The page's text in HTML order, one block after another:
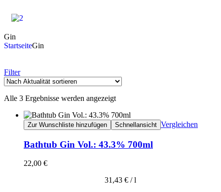
Gin
StartseiteGin
Filter
Alle 3 Ergebnisse werden angezeigt
Zur Wunschliste hinzufügen Schnellansicht Vergleichen
Bathtub Gin Vol.: 43.3% 700ml
22,00 €
31,43 € /l